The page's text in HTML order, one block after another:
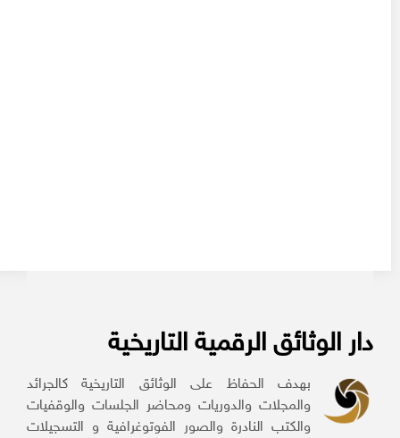
دار الوثائق الرقمية التاريخية
بهدف الحفاظ على الوثائق التاريخية كالجرائد
والمجلات والدوريات ومحاضر الجلسات والوقفيات
والكتب النادرة والصور الفوتوغرافية و التسجيلات